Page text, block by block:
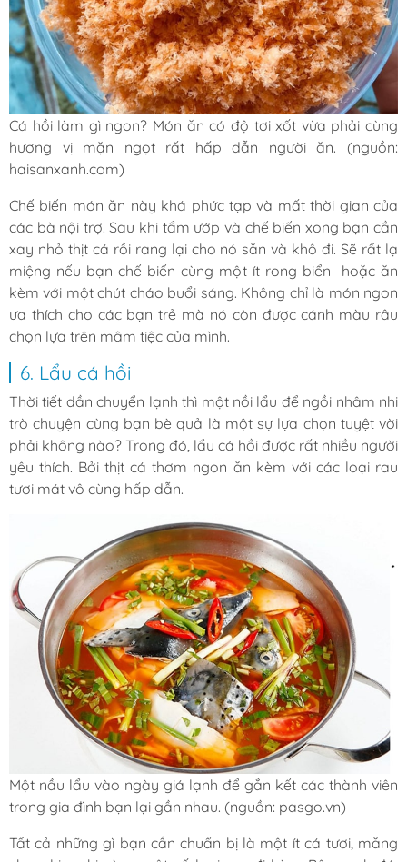
Cá hồi làm gì ngon? Món ăn có độ tơi xốt vừa phải cùng
hương vị mặn ngọt rất hấp dẫn người ăn. (nguồn:
haisanxanh.com)
Chế biến món ăn này khá phức tạp và mất thời gian của
các bà nội trợ. Sau khi tẩm ướp và chế biến xong bạn cần
xay nhỏ thịt cá rồi rang lại cho nó săn và khô đi. Sẽ rất lạ
miệng nếu bạn chế biến cùng một ít rong biển hoặc ăn
kèm với một chút cháo buổi sáng. Không chỉ là món ngon
ưa thích cho các bạn trẻ mà nó còn được cánh màu râu
chọn lựa trên mâm tiệc của mình.
6. Lẩu cá hồi
Thời tiết dần chuyển lạnh thì một nồi lẩu để ngồi nhâm nhi
trò chuyện cùng bạn bè quả là một sự lựa chọn tuyệt vời
phải không nào? Trong đó, lẩu cá hồi được rất nhiều người
yêu thích. Bởi thịt cá thơm ngon ăn kèm với các loại rau
tươi mát vô cùng hấp dẫn.
Một nầu lẩu vào ngày giá lạnh để gắn kết các thành viên
trong gia đình bạn lại gần nhau. (nguồn: pasgo.vn)
Tất cả những gì bạn cần chuẩn bị là một ít cá tươi, măng